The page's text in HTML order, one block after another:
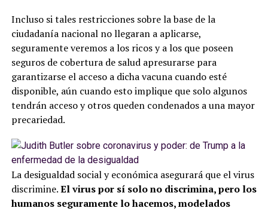
Incluso si tales restricciones sobre la base de la
ciudadanía nacional no llegaran a aplicarse,
seguramente veremos a los ricos y a los que poseen
seguros de cobertura de salud apresurarse para
garantizarse el acceso a dicha vacuna cuando esté
disponible, aún cuando esto implique que solo algunos
tendrán acceso y otros queden condenados a una mayor
precariedad.
La desigualdad social y económica asegurará que el virus
discrimine.El virus por sí solo no discrimina, pero los
humanos seguramente lo hacemos, modelados